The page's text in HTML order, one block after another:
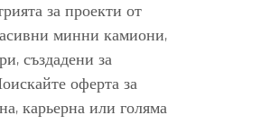
за проекти от
минни камиони,
създадени за
оферта за
карьерна или голяма